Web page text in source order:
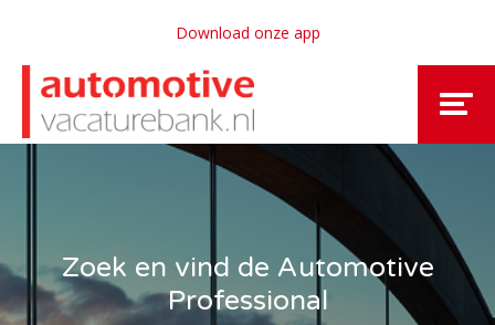
Download onze app
Zoek en vind de Automotive
Professional